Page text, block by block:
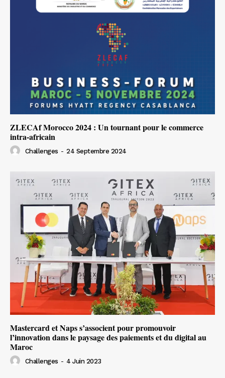
ZLECAf Morocco 2024 : Un tournant pour le commerce
intra-africain
Challenges - 24 Septembre 2024
Mastercard et Naps s’associent pour promouvoir
l’innovation dans le paysage des paiements et du digital au
Maroc
Challenges - 4 Juin 2023